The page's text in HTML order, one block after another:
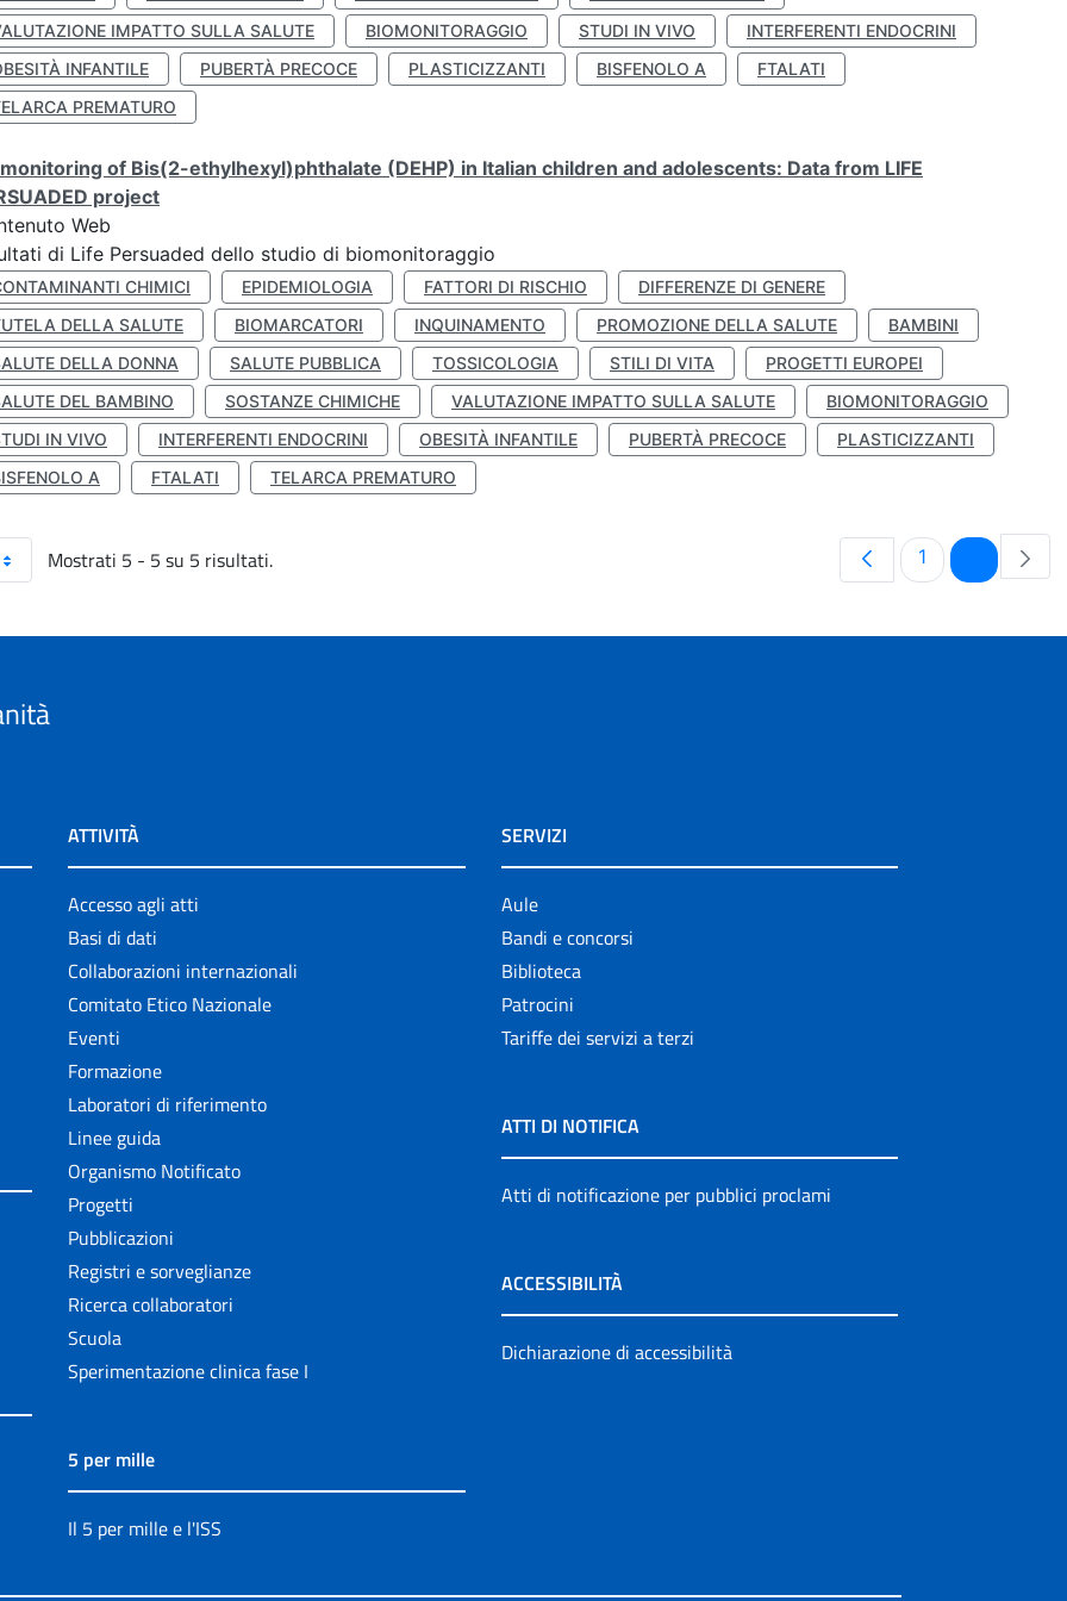
IMPATTO SULLA SALUTE
BIOMONITORAGGIO STUDI IN VIVO
INTERFERENTI ENDOCRINI
INFANTILE
PUBERTÀ PRECOCE PLASTICIZZANTI BISFENOLO A
FTALATI
PREMATURO
of Bis(2-ethylhexyl)phthalate (DEHP) in Italian children and adolescents: Data from LIFE
project
Web
di Life Persuaded dello studio di biomonitoraggio
CHIMICI EPIDEMIOLOGIA FATTORI DI RISCHIO
DIFFERENZE DI GENERE
DELLA SALUTE
BIOMARCATORI INQUINAMENTO PROMOZIONE DELLA SALUTE
BAMBINI
DELLA DONNA
SALUTE PUBBLICA TOSSICOLOGIA STILI DI VITA
PROGETTI EUROPEI
DEL BAMBINO
SOSTANZE CHIMICHE VALUTAZIONE IMPATTO SULLA SALUTE
BIOMONITORAGGIO
IN VIVO
INTERFERENTI ENDOCRINI OBESITÀ INFANTILE PUBERTÀ PRECOCE
PLASTICIZZANTI
A
FTALATI TELARCA PREMATURO
Mostrati 5 - 5 su 5 risultati. Pagina
1 Pagina
ATTIVITÀ
Accesso agli atti
Basi di dati
Collaborazioni internazionali
Comitato Etico Nazionale
Eventi
Formazione
Laboratori di riferimento
Linee guida
Organismo Notificato
Progetti
Pubblicazioni
Registri e sorveglianze
Ricerca collaboratori
Scuola
Sperimentazione clinica fase I
5 per mille
Il 5 per mille e l'ISS
SERVIZI
Aule
Bandi e concorsi
Biblioteca
Patrocini
Tariffe dei servizi a terzi
ATTI DI NOTIFICA
Atti di notificazione per pubblici proclami
ACCESSIBILITÀ
Dichiarazione di accessibilità